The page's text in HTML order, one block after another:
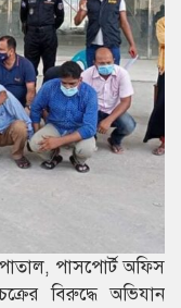
পাসপোর্ট অফিস
বিরুদ্ধে অভিযান